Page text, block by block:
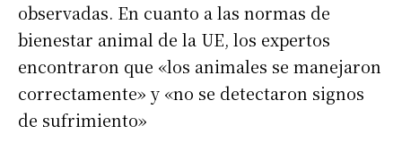
observadas. En cuanto a las normas de
bienestar animal de la UE, los expertos
encontraron que «los animales se manejaron
correctamente» y «no se detectaron signos
de sufrimiento»